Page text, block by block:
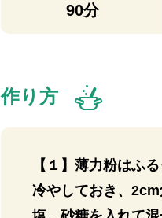
90分
作り方
【１】薄力粉はふ
冷やしておき、